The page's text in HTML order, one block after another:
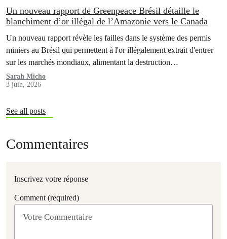
Un nouveau rapport de Greenpeace Brésil détaille le
blanchiment d’or illégal de l’Amazonie vers le Canada
Un nouveau rapport révèle les failles dans le système des permis
miniers au Brésil qui permettent à l'or illégalement extrait d'entrer
sur les marchés mondiaux, alimentant la destruction
environnementale et aggravant les crises qui touchent les peuples
autochtones d'Amazonie.
Sarah Micho
3 juin, 2026
See all posts
Commentaires
Inscrivez votre réponse
Comment (required)